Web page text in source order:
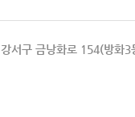
서구 금낭화로 154(방화3